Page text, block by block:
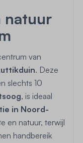
natuur
van
. Deze
slechts 10
, is ideaal
in Noord-
en natuur, terwijl
handbereik